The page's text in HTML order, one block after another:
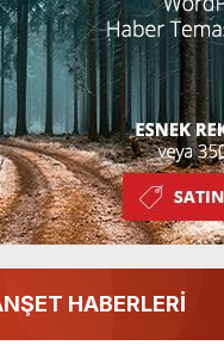
HABERLERİ